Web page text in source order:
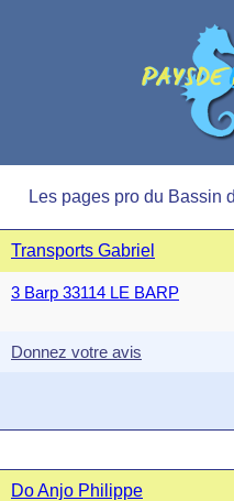
Les pages pro du Bassin
Transports Gabriel
3 Barp 33114 LE BARP
Donnez votre avis
Do Anjo Philippe